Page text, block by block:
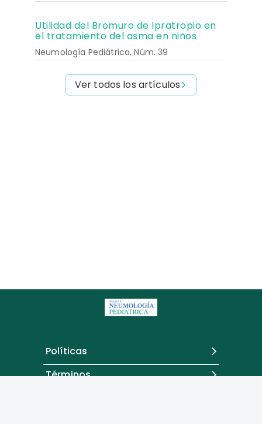
Utilidad del Bromuro de Ipratropio en
el tratamiento del asma en niños
Neumología Pediátrica, Núm. 39
Ver todos los artículos
Políticas
Términos